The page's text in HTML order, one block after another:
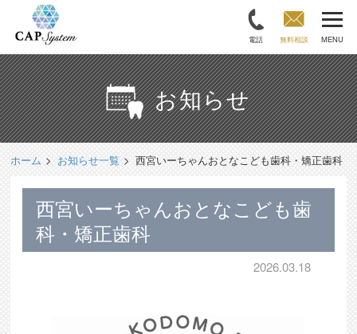
電話 無料相談 MENU
お知らせ
ホーム お知らせ一覧 西宮いーちゃんおとなこども歯科・矯正歯科
西宮いーちゃんおとなこども歯
科・矯正歯科
2026.03.18